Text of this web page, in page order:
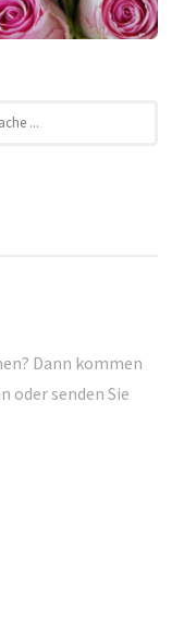
...
Dann kommen
oder senden Sie